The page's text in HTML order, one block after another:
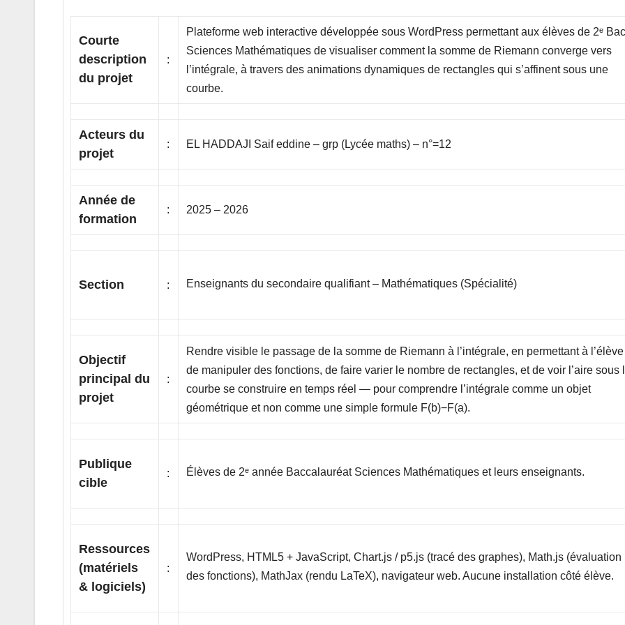
Courte
description
du projet
:
Plateforme web interactive développée sous WordPress permettant aux élèves de 2ᵉ
Sciences Mathématiques de visualiser comment la somme de Riemann converge vers
l’intégrale, à travers des animations dynamiques de rectangles qui s’affinent sous une
courbe.
Acteurs du
projet
: EL HADDAJI Saif eddine – grp (Lycée maths) – n°=12
Année de
formation
: 2025 – 2026
Section : Enseignants du secondaire qualifiant – Mathématiques (Spécialité)
Objectif
principal du
projet
:
Rendre visible le passage de la somme de Riemann à l’intégrale, en permettant à l’élève
de manipuler des fonctions, de faire varier le nombre de rectangles, et de voir l’aire sous
courbe se construire en temps réel — pour comprendre l’intégrale comme un objet
géométrique et non comme une simple formule F(b)−F(a).
Publique
cible
: Élèves de 2ᵉ année Baccalauréat Sciences Mathématiques et leurs enseignants.
Ressources
(matériels
& logiciels)
:
WordPress, HTML5 + JavaScript, Chart.js / p5.js (tracé des graphes), Math.js (évaluation
des fonctions), MathJax (rendu LaTeX), navigateur web. Aucune installation côté élève.